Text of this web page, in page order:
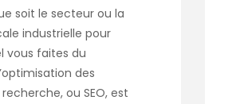
soit le secteur ou la
industrielle pour
vous faites du
des
ou SEO, est